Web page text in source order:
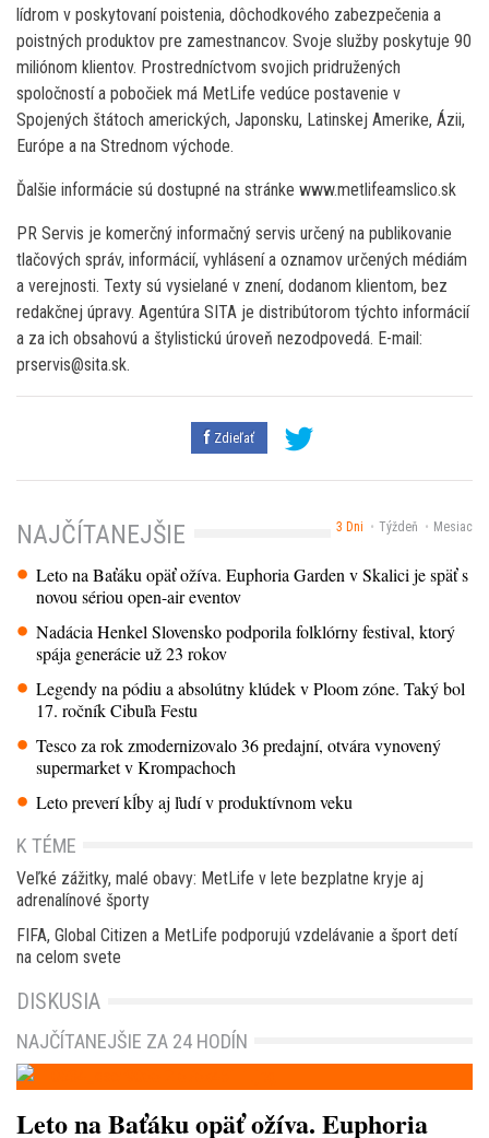
lídrom v poskytovaní poistenia, dôchodkového zabezpečenia a
poistných produktov pre zamestnancov. Svoje služby poskytuje 90
miliónom klientov. Prostredníctvom svojich pridružených
spoločností a pobočiek má MetLife vedúce postavenie v
Spojených štátoch amerických, Japonsku, Latinskej Amerike, Ázii,
Európe a na Strednom východe.
Ďalšie informácie sú dostupné na stránke www.metlifeamslico.sk
PR Servis je komerčný informačný servis určený na publikovanie
tlačových správ, informácií, vyhlásení a oznamov určených médiám
a verejnosti. Texty sú vysielané v znení, dodanom klientom, bez
redakčnej úpravy. Agentúra SITA je distribútorom týchto informácií
a za ich obsahovú a štylistickú úroveň nezodpovedá. E-mail:
prservis@sita.sk.
Zdieľať
3 Dni Týždeň Mesiac
NAJČÍTANEJŠIE
Leto na Baťáku opäť ožíva. Euphoria Garden v Skalici je späť s
novou sériou open-air eventov
Nadácia Henkel Slovensko podporila folklórny festival, ktorý
spája generácie už 23 rokov
Legendy na pódiu a absolútny klúdek v Ploom zóne. Taký bol
17. ročník Cibuľa Festu
Tesco za rok zmodernizovalo 36 predajní, otvára vynovený
supermarket v Krompachoch
Leto preverí kĺby aj ľudí v produktívnom veku
K TÉME
Veľké zážitky, malé obavy: MetLife v lete bezplatne kryje aj
adrenalínové športy
FIFA, Global Citizen a MetLife podporujú vzdelávanie a šport detí
na celom svete
DISKUSIA
NAJČÍTANEJŠIE ZA 24 HODÍN
Leto na Baťáku opäť ožíva. Euphoria